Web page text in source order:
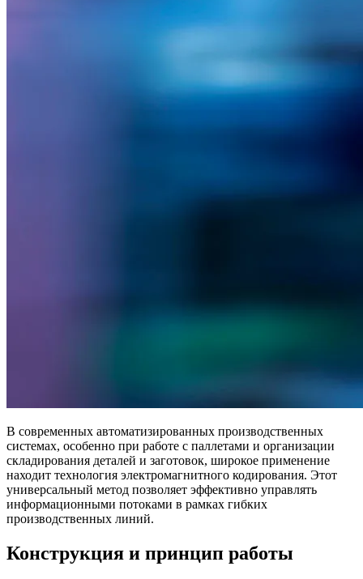
В современных автоматизированных производственных
системах, особенно при работе с паллетами и организации
складирования деталей и заготовок, широкое применение
находит технология электромагнитного кодирования. Этот
универсальный метод позволяет эффективно управлять
информационными потоками в рамках гибких
производственных линий.
Конструкция и принцип работы